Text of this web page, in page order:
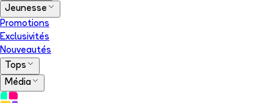
Jeunesse
Promotions
Exclusivités
Nouveautés
Tops
Média